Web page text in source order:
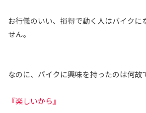
お行儀のいい、損得で動く人はバイクに
せん。
なのに、バイクに興味を持ったのは何故
『楽しいから』